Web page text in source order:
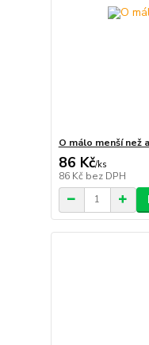
O málo menší než
86 Kč/ks
86 Kč bez DPH